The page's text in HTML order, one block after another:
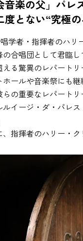
音楽の父」パレ
度とない“究極
唱学者・指揮者のハ
合唱団として君臨
える驚異のレパート
ホールや⾳楽祭にも
らの重要なレパート
ルイージ・ダ・パレ
指揮者のハリー・